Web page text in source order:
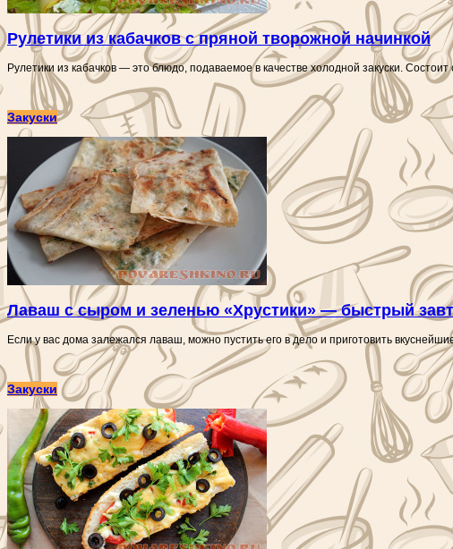
Рулетики из кабачков с пряной творожной начинкой
Рулетики из кабачков — это блюдо, подаваемое в качестве холодной закуски.
Закуски
Лаваш с сыром и зеленью «Хрустики» — быстрый
Если у вас дома залежался лаваш, можно пустить его в дело и приготовить
Закуски